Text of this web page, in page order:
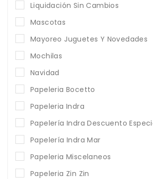
Liquidación Sin Cambios
Mascotas
Mayoreo Juguetes Y Novedades
Mochilas
Navidad
Papeleria Bocetto
Papeleria Indra
Papelería Indra Descuento
Papelería Indra Mar
Papeleria Miscelaneos
Papeleria Zin Zin